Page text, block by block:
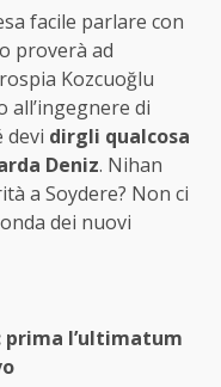
facile parlare con
proverà ad
Kozcuoğlu
all’ingegnere di
devi dirgli qualcosa
Deniz. Nihan
a Soydere? Non ci
dei nuovi
l’ultimatum